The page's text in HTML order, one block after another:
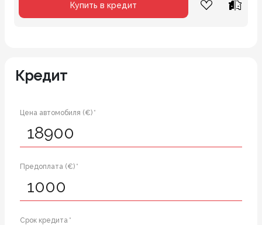
Купить в кредит
Кредит
Цена автомобиля (€) *
Предоплата (€) *
Срок кредита *